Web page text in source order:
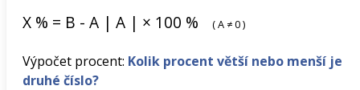
X % = B - A | A | × 100 % (A ≠0)
Výpočet procent: Kolik procent větší nebo menší je
druhé číslo?